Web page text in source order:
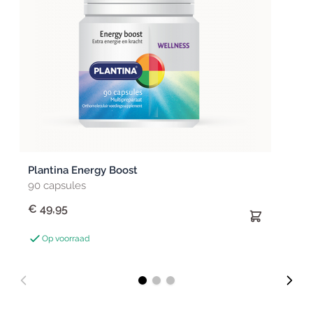
Plantina Energy Boost
90 capsules
€ 49,95
Op voorraad